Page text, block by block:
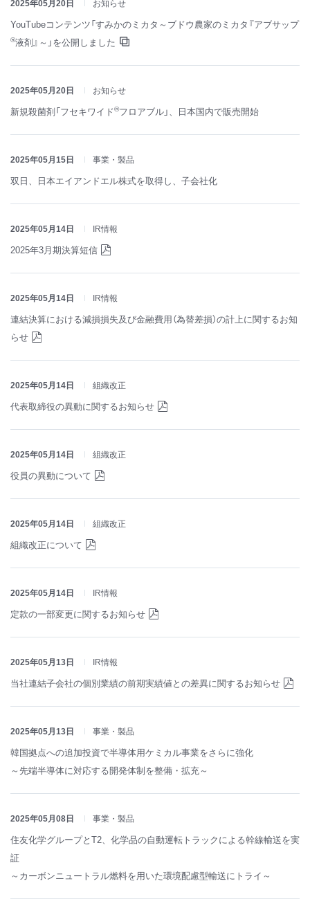
2025年05月20日 お知らせ
YouTubeコンテンツ「すみかのミカタ～ブドウ農家のミカタ『アブサップ
®液剤』～」を公開しました
2025年05月20日 お知らせ
新規殺菌剤「フセキワイド®フロアブル」、日本国内で販売開始
2025年05月15日 事業・製品
双日、日本エイアンドエル株式を取得し、子会社化
2025年05月14日 IR情報
2025年3月期決算短信
2025年05月14日 IR情報
連結決算における減損損失及び金融費用（為替差損）の計上に関するお知
らせ
2025年05月14日 組織改正
代表取締役の異動に関するお知らせ
2025年05月14日 組織改正
役員の異動について
2025年05月14日 組織改正
組織改正について
2025年05月14日 IR情報
定款の一部変更に関するお知らせ
2025年05月13日 IR情報
当社連結子会社の個別業績の前期実績値との差異に関するお知らせ
2025年05月13日 事業・製品
韓国拠点への追加投資で半導体用ケミカル事業をさらに強化
～先端半導体に対応する開発体制を整備・拡充～
2025年05月08日 事業・製品
住友化学グループとT2、化学品の自動運転トラックによる幹線輸送を実
証
～カーボンニュートラル燃料を用いた環境配慮型輸送にトライ～